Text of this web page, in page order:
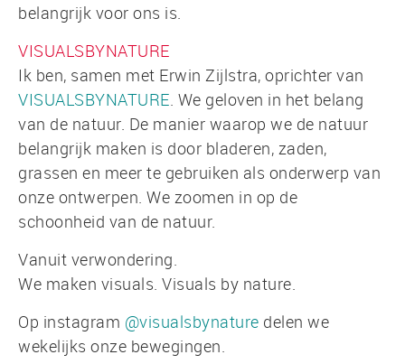
belangrijk voor ons is.
VISUALSBYNATURE
Ik ben, samen met Erwin Zijlstra, oprichter van
VISUALSBYNATURE. We geloven in het belang
van de natuur. De manier waarop we de natuur
belangrijk maken is door bladeren, zaden,
grassen en meer te gebruiken als onderwerp van
onze ontwerpen. We zoomen in op de
schoonheid van de natuur.
Vanuit verwondering.
We maken visuals. Visuals by nature.
Op instagram @visualsbynature delen we
wekelijks onze bewegingen.